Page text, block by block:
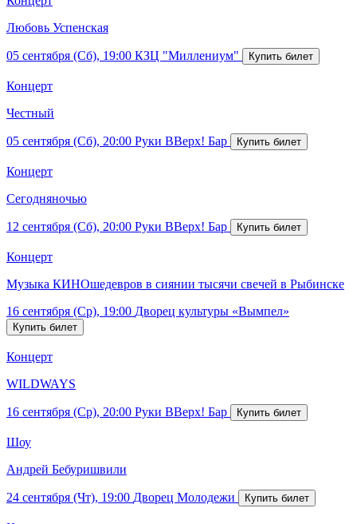
Любовь Успенская
05 сентября (Сб), 19:00 КЗЦ "Миллениум"
Концерт
Честный
05 сентября (Сб), 20:00 Руки ВВерх! Бар
Концерт
Сегодняночью
12 сентября (Сб), 20:00 Руки ВВерх! Бар
Концерт
Музыка КИНОшедевров в сиянии тысячи свечей в Рыбинске
16 сентября (Ср), 19:00 Дворец культуры «Вымпел»
Концерт
WILDWAYS
16 сентября (Ср), 20:00 Руки ВВерх! Бар
Шоу
Андрей Бебуришвили
24 сентября (Чт), 19:00 Дворец Молодежи